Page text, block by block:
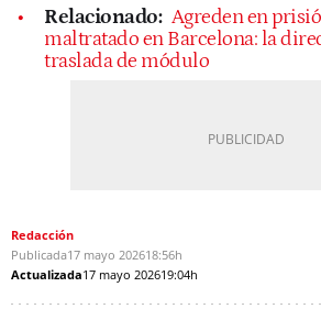
Relacionado: Agreden en
maltratado en Barcelona: la
traslada de módulo
Redacción
Publicada17 mayo 202618:56h
Actualizada17 mayo 202619:04h